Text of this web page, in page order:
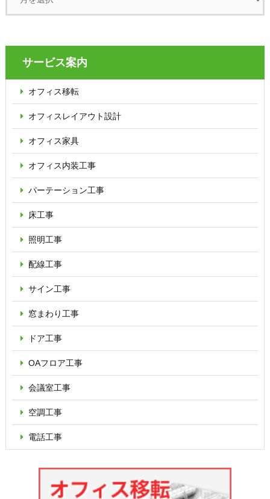
サービス案内
オフィス移転
オフィス レイアウト設計
オフィス家具
オフィス内装工事
パーテーション工事
床工事
照明工事
配線工事
サイン工事
窓まわり工事
ドア工事
OAフロア工事
会議室工事
空調工事
電話工事